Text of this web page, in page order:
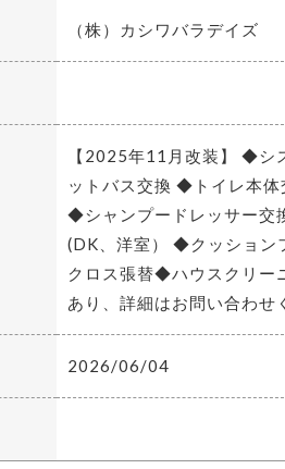
（株）カシワバラデイズ
【2025年11月改装】 ◆シ
ットバス交換 ◆トイレ本
◆シャンプードレッサー交
(DK、洋室） ◆クッション
クロス張替◆ハウスクリー
あり、詳細はお問い合わせ
2026/06/04